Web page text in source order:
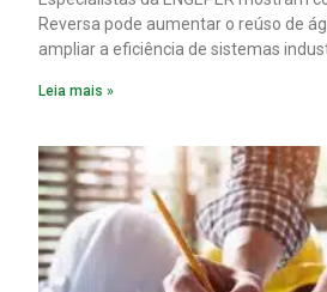
Reversa pode aumentar o reúso de
ampliar a eficiência de sistemas
Leia mais »